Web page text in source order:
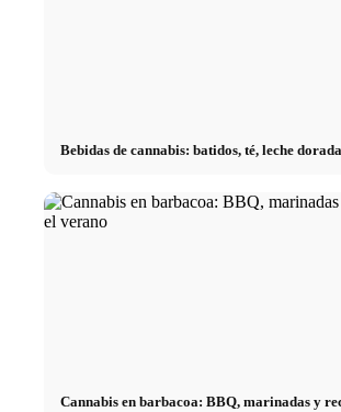
Bebidas de cannabis: batidos, té, leche
Cannabis en barbacoa: BBQ, marinadas y